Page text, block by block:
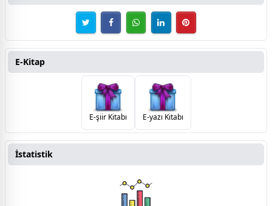
E-Kitap
E-şiir Kitabı E-yazı Kitabı
İstatistik